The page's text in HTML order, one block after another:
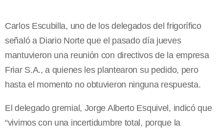
Carlos Escubilla, uno de los delegados del frigorífico
señaló a Diario Norte que el pasado día jueves
mantuvieron una reunión con directivos de la empresa
Friar S.A., a quienes les plantearon su pedido, pero
hasta el momento no obtuvieron ninguna respuesta.
El delegado gremial, Jorge Alberto Esquivel, indicó que
“vivimos con una incertidumbre total, porque la